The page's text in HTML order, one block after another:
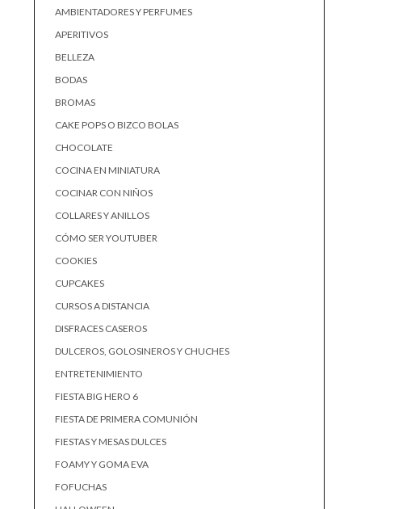
AMBIENTADORES Y PERFUMES
APERITIVOS
BELLEZA
BODAS
BROMAS
CAKE POPS O BIZCO BOLAS
CHOCOLATE
COCINA EN MINIATURA
COCINAR CON NIÑOS
COLLARES Y ANILLOS
CÓMO SER YOUTUBER
COOKIES
CUPCAKES
CURSOS A DISTANCIA
DISFRACES CASEROS
DULCEROS, GOLOSINEROS Y CHUCHES
ENTRETENIMIENTO
FIESTA BIG HERO 6
FIESTA DE PRIMERA COMUNIÓN
FIESTAS Y MESAS DULCES
FOAMY Y GOMA EVA
FOFUCHAS